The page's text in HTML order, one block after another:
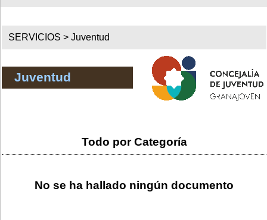
SERVICIOS >Juventud
Juventud
Todo por Categoría
No se ha hallado ningún documento